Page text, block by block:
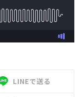
LINEで送る